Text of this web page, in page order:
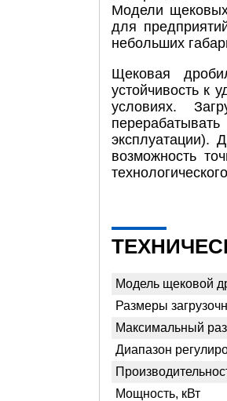
Модели
для
небольших
Щековая
устойчивость к
условиях.
эксплуатации).
возможность
Модель щековой
Размеры
Максимальный
Диапазон
Мощность, кВт